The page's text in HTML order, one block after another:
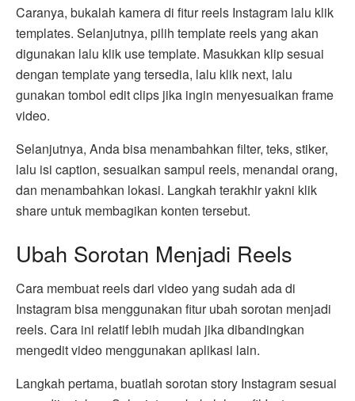
Caranya, bukalah kamera di fitur reels Instagram lalu klik
templates. Selanjutnya, pilih template reels yang akan
digunakan lalu klik use template. Masukkan klip sesuai
dengan template yang tersedia, lalu klik next, lalu
gunakan tombol edit clips jika ingin menyesuaikan frame
video.
Selanjutnya, Anda bisa menambahkan filter, teks, stiker,
lalu isi caption, sesuaikan sampul reels, menandai orang,
dan menambahkan lokasi. Langkah terakhir yakni klik
share untuk membagikan konten tersebut.
Ubah Sorotan Menjadi Reels
Cara membuat reels dari video yang sudah ada di
Instagram bisa menggunakan fitur ubah sorotan menjadi
reels. Cara ini relatif lebih mudah jika dibandingkan
mengedit video menggunakan aplikasi lain.
Langkah pertama, buatlah sorotan story Instagram sesuai